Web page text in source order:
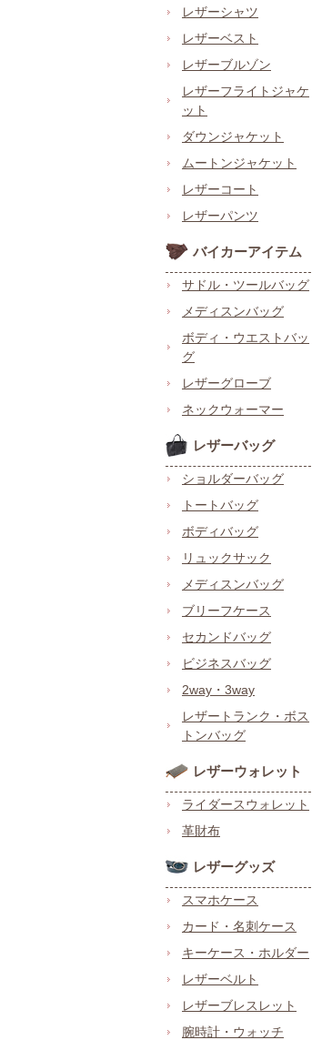
レザーシャツ
レザーベスト
レザーブルゾン
レザーフライトジャケ
ット
ダウンジャケット
ムートンジャケット
レザーコート
レザーパンツ
バイカーアイテム
サドル・ツールバッグ
メディスンバッグ
ボディ・ウエストバッ
グ
レザーグローブ
ネックウォーマー
レザーバッグ
ショルダーバッグ
トートバッグ
ボディバッグ
リュックサック
メディスンバッグ
ブリーフケース
セカンドバッグ
ビジネスバッグ
2way・3way
レザートランク・ボス
トンバッグ
レザーウォレット
ライダースウォレット
革財布
レザーグッズ
スマホケース
カード・名刺ケース
キーケース・ホルダー
レザーベルト
レザーブレスレット
腕時計・ウォッチ